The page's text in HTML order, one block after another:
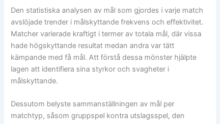
Den statistiska analysen av mål som gjordes i varje match
avslöjade trender i målskyttande frekvens och effektivitet.
Matcher varierade kraftigt i termer av totala mål, där vissa
hade högskyttande resultat medan andra var tätt
kämpande med få mål. Att förstå dessa mönster hjälpte
lagen att identifiera sina styrkor och svagheter i
målskyttande.
Dessutom belyste sammanställningen av mål per
matchtyp, såsom gruppspel kontra utslagsspel, den